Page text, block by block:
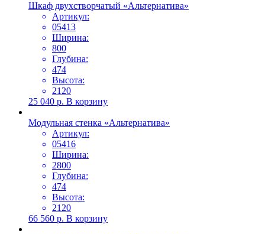
Шкаф двухстворчатый «Альтернатива»
Артикул:
05413
Ширина:
800
Глубина:
474
Высота:
2120
25 040 р. В корзину
Модульная стенка «Альтернатива»
Артикул:
05416
Ширина:
2800
Глубина:
474
Высота:
2120
66 560 р. В корзину